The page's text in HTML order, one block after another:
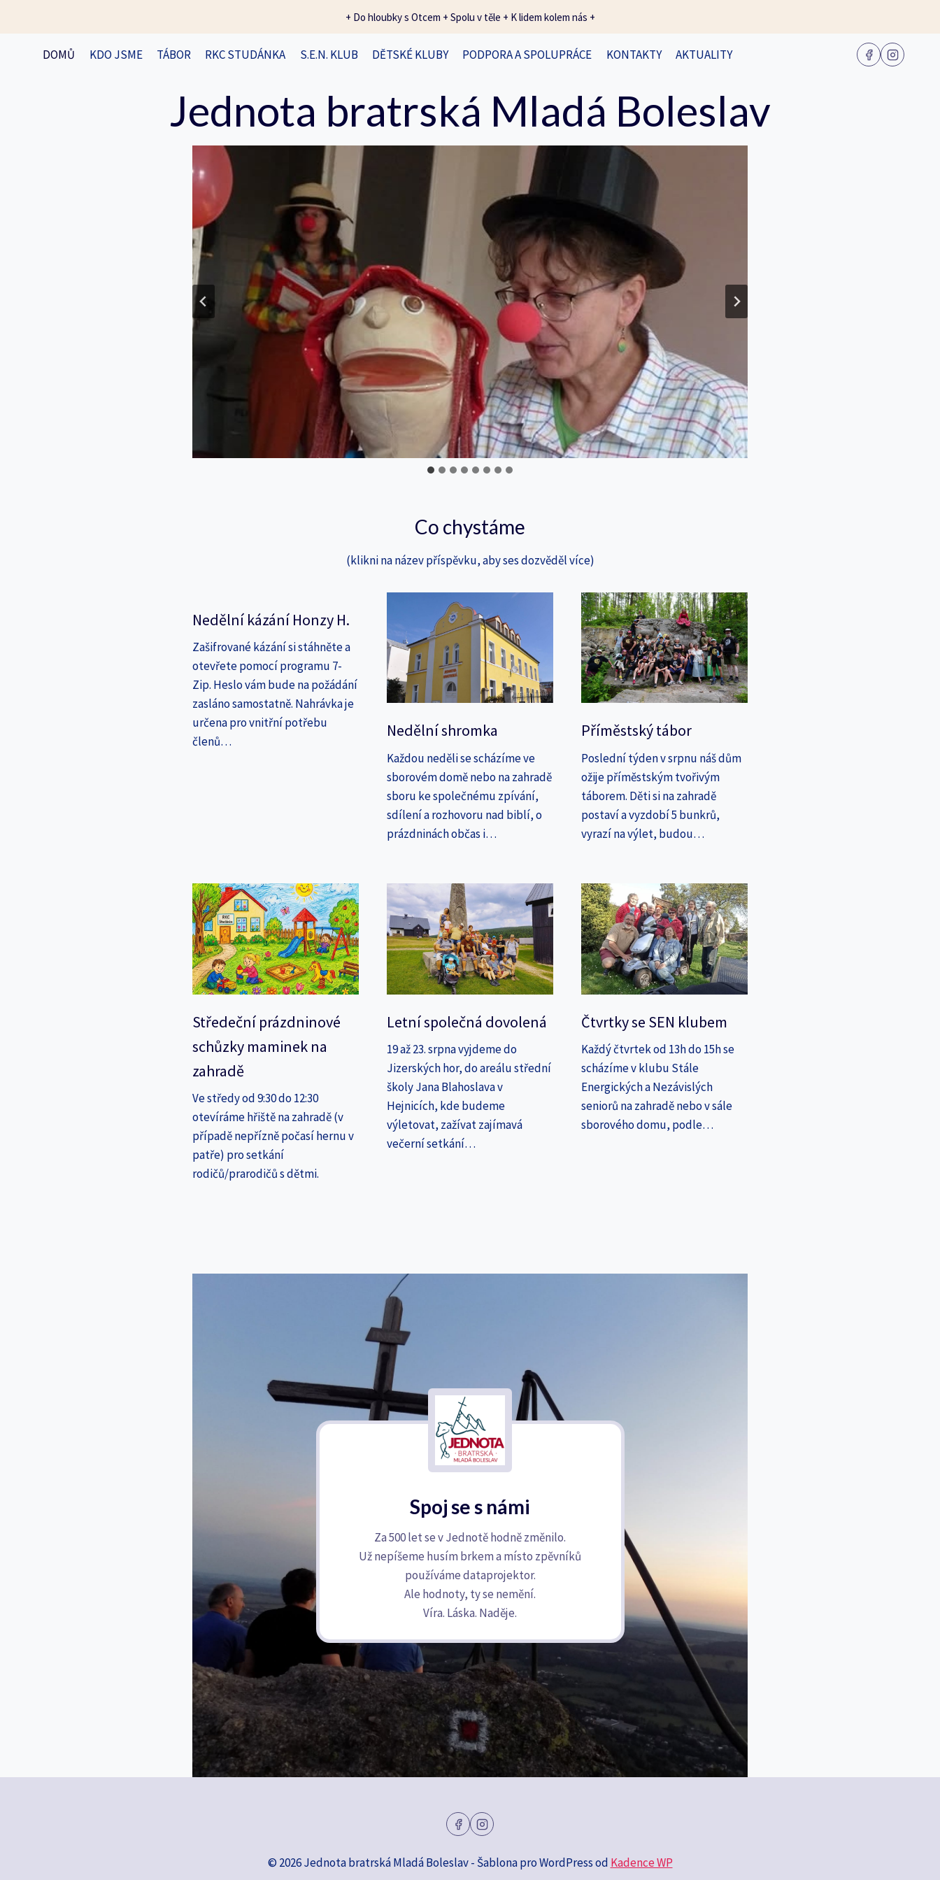
+ Do hloubky s Otcem + Spolu v těle + K lidem kolem nás +
DOMŮ KDO JSME TÁBOR RKC STUDÁNKA S.E.N. KLUB DĚTSKÉ KLUBY PODPORA A SPOLUPRÁCE KONTAKTY AKTUALITY
Jednota bratrská Mladá Boleslav
Co chystáme
(klikni na název příspěvku, aby ses dozvěděl více)
Nedělní kázání Honzy H.
Zašifrované kázání si stáhněte a
otevřete pomocí programu 7-
Zip. Heslo vám bude na požádání
zasláno samostatně. Nahrávka je
určena pro vnitřní potřebu
členů…
Nedělní shromka
Každou neděli se scházíme ve
sborovém domě nebo na zahradě
sboru ke společnému zpívání,
sdílení a rozhovoru nad biblí, o
prázdninách občas i…
Příměstský tábor
Poslední týden v srpnu náš dům
ožije příměstským tvořivým
táborem. Děti si na zahradě
postaví a vyzdobí 5 bunkrů,
vyrazí na výlet, budou…
Středeční prázdninové
schůzky maminek na
zahradě
Ve středy od 9:30 do 12:30
otevíráme hřiště na zahradě (v
případě nepřízně počasí hernu v
patře) pro setkání
rodičů/prarodičů s dětmi.
Letní společná dovolená
19 až 23. srpna vyjdeme do
Jizerských hor, do areálu střední
školy Jana Blahoslava v
Hejnicích, kde budeme
výletovat, zažívat zajímavá
večerní setkání…
Čtvrtky se SEN klubem
Každý čtvrtek od 13h do 15h se
scházíme v klubu Stále
Energických a Nezávislých
seniorů na zahradě nebo v sále
sborového domu, podle…
Spoj se s námi
Za 500 let se v Jednotě hodně změnilo.
Už nepíšeme husím brkem a místo zpěvníků
používáme dataprojektor.
Ale hodnoty, ty se nemění.
Víra. Láska. Naděje.
© 2026 Jednota bratrská Mladá Boleslav - Šablona pro WordPress od Kadence WP